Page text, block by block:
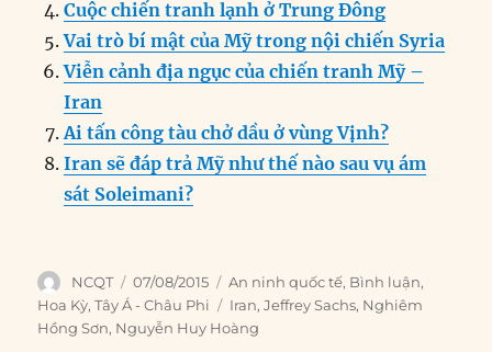
k
Cuộc chiến tranh lạnh ở Trung Đông
Vai trò bí mật của Mỹ trong nội chiến Syria
Viễn cảnh địa ngục của chiến tranh Mỹ –
Iran
Ai tấn công tàu chở dầu ở vùng Vịnh?
Iran sẽ đáp trả Mỹ như thế nào sau vụ ám
sát Soleimani?
Author
NCQT
Posted
on
07/08/2015 Categories
An ninh quốc tế, Bình luận,
Hoa Kỳ,Tây Á - Châu Phi Tags
Iran,Jeffrey Sachs, Nghiêm
Hồng Sơn, Nguyễn Huy Hoàng